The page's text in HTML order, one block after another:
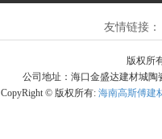
友情链接：
版权所
公司地址：海口金盛达建材城陶
CopyRight © 版权所有:海南高斯傅建